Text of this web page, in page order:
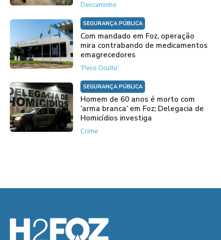
Descaminho
SEGURANÇA PÚBLICA
Com mandado em Foz, operação
mira contrabando de medicamentos
emagrecedores
'Peso Oculto'
SEGURANÇA PÚBLICA
Homem de 60 anos é morto com
‘arma branca’ em Foz; Delegacia de
Homicídios investiga
Crime